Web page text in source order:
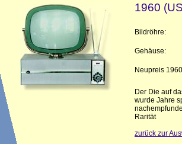
1960
Bildröhre:
Gehäuse:
Neupreis
Der Die auf
wurde Jahre
Rarität
zurück zur